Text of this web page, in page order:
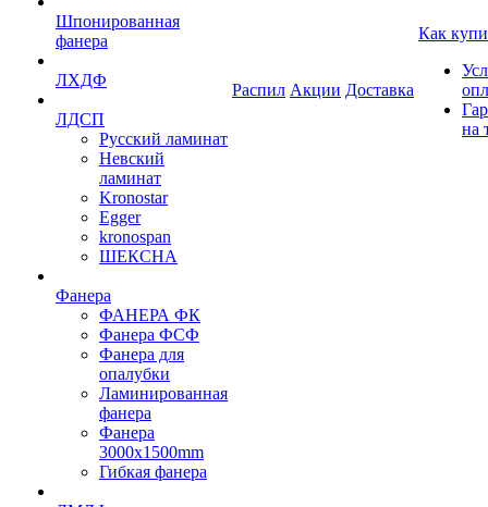
Шпонированная
фанера
ЛХДФ
ЛДСП
Русский ламинат
Невский
ламинат
Kronostar
Egger
kronospan
ШЕКСНА
Фанера
ФАНЕРА ФК
Фанера ФСФ
Фанера для
опалубки
Ламинированная
фанера
Фанера
3000х1500mm
Гибкая фанера
Распил Акции Доставка
Как
на